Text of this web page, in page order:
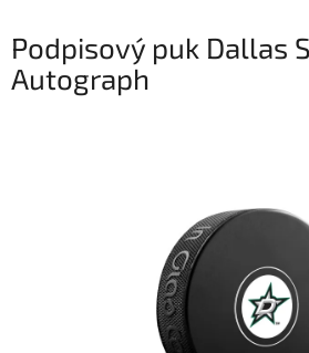
Podpisový puk Dallas
Autograph